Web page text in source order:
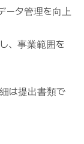
ータ管理を向上
、事業範囲を
は提出書類で